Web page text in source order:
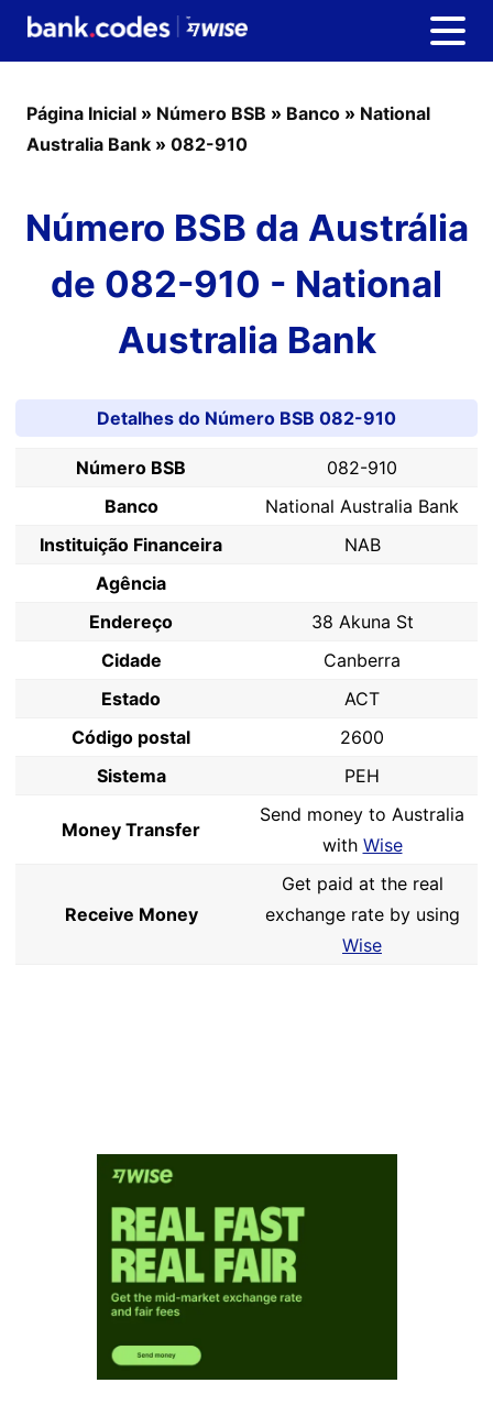
Página Inicial » Número BSB » Banco » National
Australia Bank » 082-910
Número BSB da Austrália
de 082-910 - National
Australia Bank
Detalhes do Número BSB 082-910
Número BSB
082-910
Banco
National Australia Bank
Instituição Financeira
NAB
Agência
Endereço
38 Akuna St
Cidade
Canberra
Estado
ACT
Código postal
2600
Sistema
PEH
Money Transfer
Send money to Australia
with Wise
Receive Money
Get paid at the real
exchange rate by using
Wise